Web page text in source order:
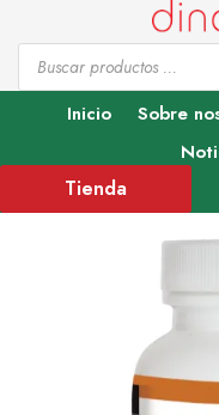
Inicio Sobre
Tienda